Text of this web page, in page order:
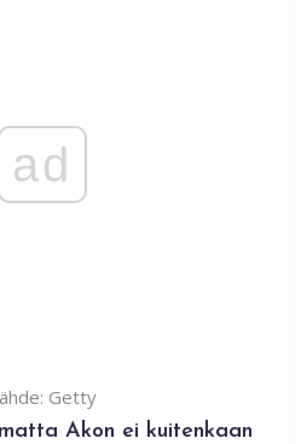
ad
Getty
Akon ei kuitenkaan